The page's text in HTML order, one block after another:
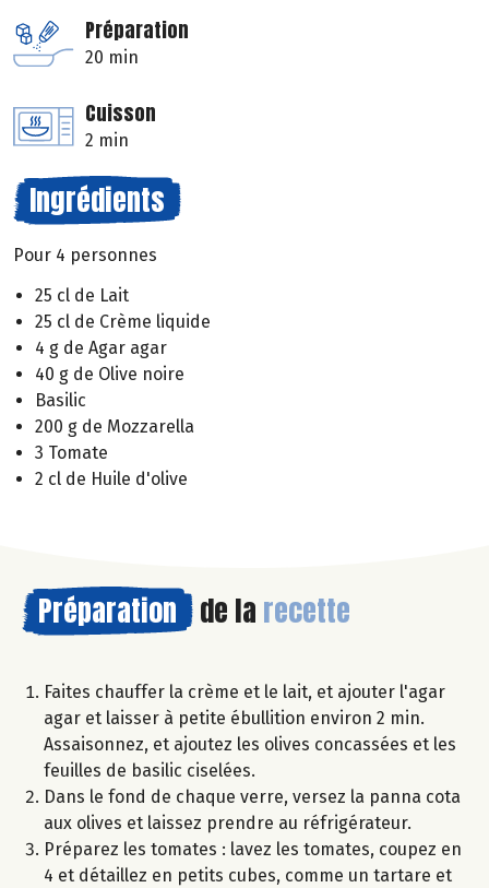
Préparation
20 min
Cuisson
2 min
Ingrédients
Pour 4 personnes
25 cl de Lait
25 cl de Crème liquide
4 g de Agar agar
40 g de Olive noire
Basilic
200 g de Mozzarella
3 Tomate
2 cl de Huile d'olive
Préparation de la recette
Faites chauffer la crème et le lait, et ajouter l'agar
agar et laisser à petite ébullition environ 2 min.
Assaisonnez, et ajoutez les olives concassées et les
feuilles de basilic ciselées.
Dans le fond de chaque verre, versez la panna cota
aux olives et laissez prendre au réfrigérateur.
Préparez les tomates : lavez les tomates, coupez en
4 et détaillez en petits cubes, comme un tartare et